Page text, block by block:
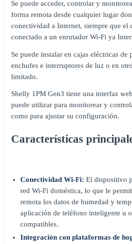
Se puede acceder, controlar y
forma remota desde cualquier lugar
conectividad a Internet, siempre que el
conectado a un enrutador Wi-Fi ya
Se puede instalar en cajas eléctricas de
enchufes e interruptores de luz o en
limitado.
Shelly 1PM Gen3 tiene una interfaz
puede utilizar para monitorear y
como para ajustar su configuración.
Características
Conectividad Wi-Fi: El dispositivo
red Wi-Fi doméstica, lo que le
remota los datos de humedad y
aplicación de teléfono inteligente u
compatibles.
Integración con plataformas de